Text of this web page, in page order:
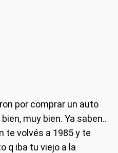
por comprar un auto
muy bien. Ya saben..
te volvés a 1985 y te
q iba tu viejo a la